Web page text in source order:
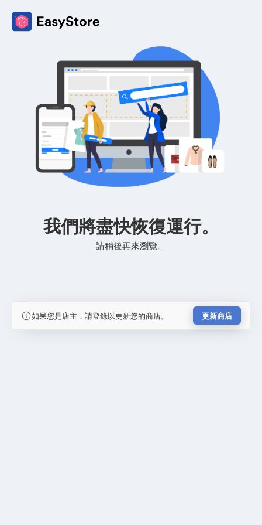
我們將盡快恢復運行。
請稍後再來瀏覽。
如果您是店主，請登錄以更新您的商店。 更新商店